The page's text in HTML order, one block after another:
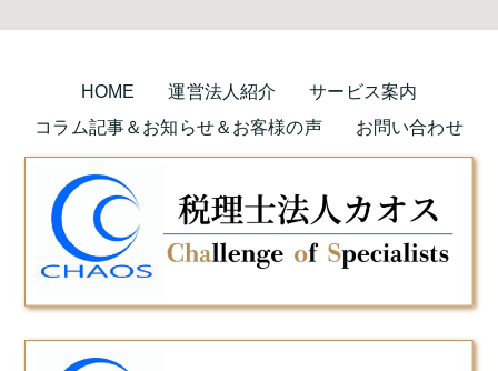
HOME 運営法人紹介
サービス案内
コラム記事＆お知らせ＆お客様の声
お問い合わせ